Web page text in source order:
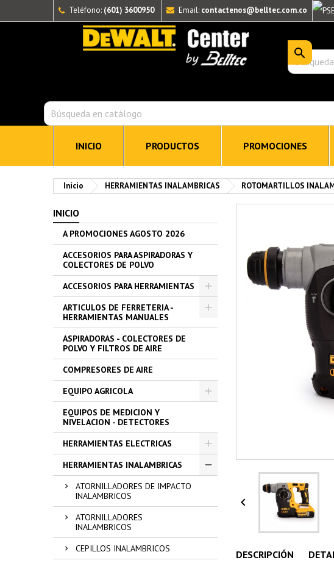
Teléfono: (601) 3600950 Email: contactenos@belltec.com.co

INICIO PRODUCTOS PROMOCIONES
Inicio HERRAMIENTAS INALAMBRICAS ROTOMARTILLOS
INICIO
A PROMOCIONES AGOSTO 2026
ACCESORIOS PARA ASPIRADORAS Y
COLECTORES DE POLVO
ACCESORIOS PARA HERRAMIENTAS
ARTICULOS DE FERRETERIA -
HERRAMIENTAS MANUALES
ASPIRADORAS - COLECTORES DE
POLVO Y FILTROS DE AIRE
COMPRESORES DE AIRE
EQUIPO AGRICOLA
EQUIPOS DE MEDICION Y
NIVELACION - DETECTORES
HERRAMIENTAS ELECTRICAS
HERRAMIENTAS INALAMBRICAS
ATORNILLADORES DE IMPACTO
INALAMBRICOS
ATORNILLADORES
INALAMBRICOS
CEPILLOS INALAMBRICOS

DESCRIPCIÓN